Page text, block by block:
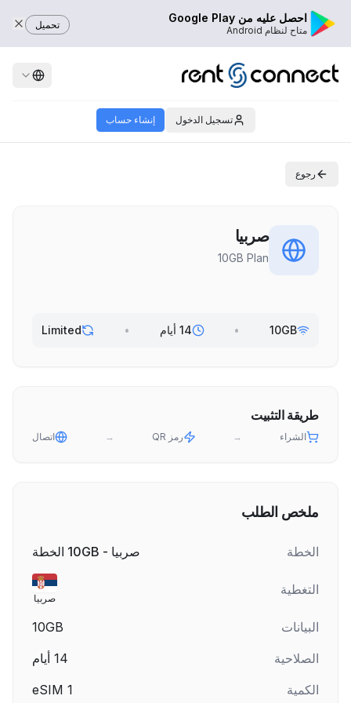
احصل عليه من Google Play
متاح لنظام Android تحميل
تسجيل الدخول إنشاء حساب
رجوع
صربيا
10GB Plan
10GB
• 14 أيام •
Limited
طريقة التثبيت
الشراء → رمز QR → اتصال
ملخص الطلب
الخطة صربيا - 10GB الخطة
التغطية
صربيا
البيانات
10GB
الصلاحية
14 أيام
الكمية
1